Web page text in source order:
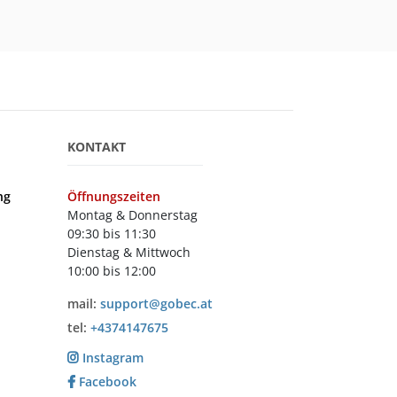
KONTAKT
Öffnungszeiten
Montag & Donnerstag
09:30 bis 11:30
Dienstag & Mittwoch
10:00 bis 12:00
mail: support@gobec.at
tel: +4374147675
Instagram
Facebook